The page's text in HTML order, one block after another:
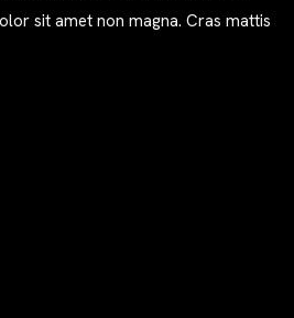
sit amet non magna. Cras mattis